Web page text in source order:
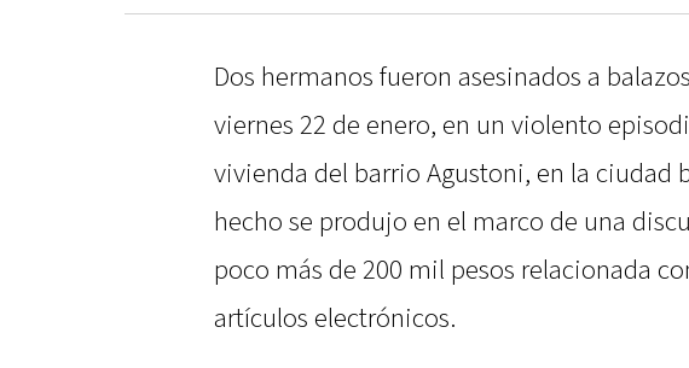
Dos hermanos fueron asesinados a
viernes 22 de enero, en un violento
vivienda del barrio Agustoni, en la ciudad
hecho se produjo en el marco de una
poco más de 200 mil pesos relacionada
artículos electrónicos.